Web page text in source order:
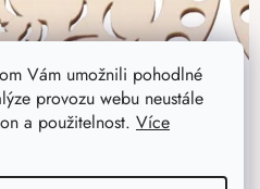
Vám umožnili pohodlné
provozu webu neustále
a použitelnost. Více